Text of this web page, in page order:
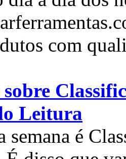
com
Leitura
semana é